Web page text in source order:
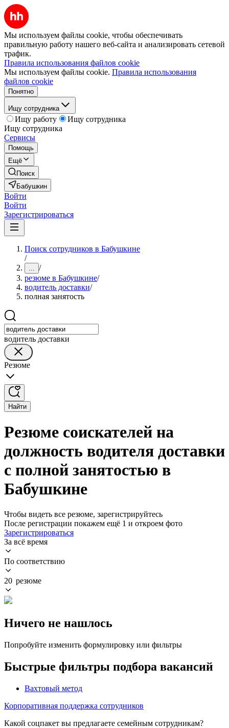
Мы используем файлы cookie, чтобы обеспечивать
правильную работу нашего веб-сайта и анализировать сетевой
трафик.
Правила использования файлов cookie
Мы используем файлы cookie. Правила использования
файлов cookie
Понятно
Ищу сотрудника
Ищу работу
Ищу сотрудника
Ищу сотрудника
Сервисы
Помощь
Ещё
Поиск
Бабушкин
Войти
Войти
Зарегистрироваться
Поиск сотрудников в Бабушкине
/
... /
резюме в Бабушкине/
водитель доставки/
полная занятость
водитель доставки
Резюме
Найти
Резюме соискателей на
должность водителя доставки
с полной занятостью в
Бабушкине
Чтобы видеть все резюме, зарегистрируйтесь
После регистрации покажем ещё 1 и откроем фото
Зарегистрироваться
За всё время
По соответствию
20 резюме
Ничего не нашлось
Попробуйте изменить формулировку или фильтры
Быстрые фильтры подбора вакансий
Вахтовый метод
Корпоративная поддержка сотрудников
Какой соцпакет вы предлагаете семейным сотрудникам?